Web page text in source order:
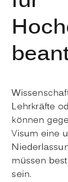
Lehrkräfte
können
Visum eine
müssen
sein.